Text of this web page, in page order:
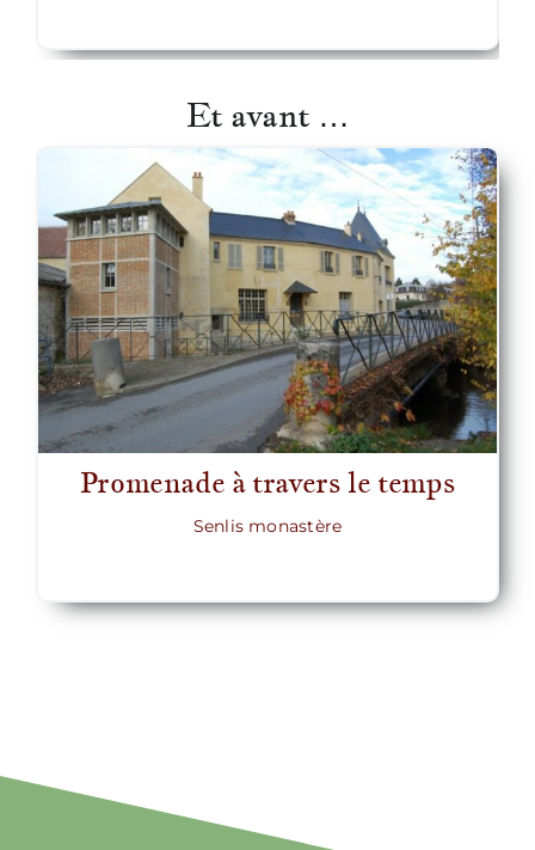
Et avant …
Promenade à travers le temps
Senlis monastère